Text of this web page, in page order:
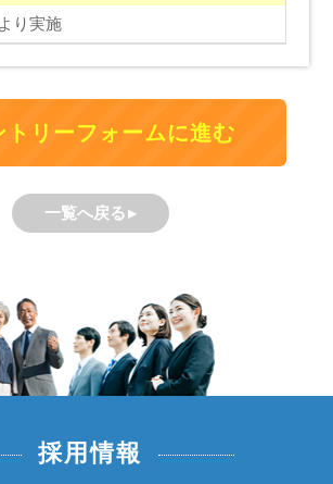
り実施
トリーフォームに進む
一覧へ戻る
採用情報